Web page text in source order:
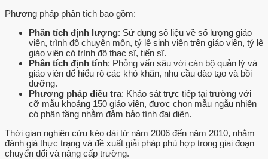
Phương pháp phân tích bao gồm:
Phân tích định lượng: Sử dụng số liệu về số lượng giáo
viên, trình độ chuyên môn, tỷ lệ sinh viên trên giáo viên, tỷ lệ
giáo viên có trình độ thạc sĩ, tiến sĩ.
Phân tích định tính: Phỏng vấn sâu với cán bộ quản lý và
giáo viên để hiểu rõ các khó khăn, nhu cầu đào tạo và bồi
dưỡng.
Phương pháp điều tra: Khảo sát trực tiếp tại trường với
cỡ mẫu khoảng 150 giáo viên, được chọn mẫu ngẫu nhiên
có phân tầng nhằm đảm bảo tính đại diện.
Thời gian nghiên cứu kéo dài từ năm 2006 đến năm 2010, nhằm
đánh giá thực trạng và đề xuất giải pháp phù hợp trong giai đoạn
chuyển đổi và nâng cấp trường.